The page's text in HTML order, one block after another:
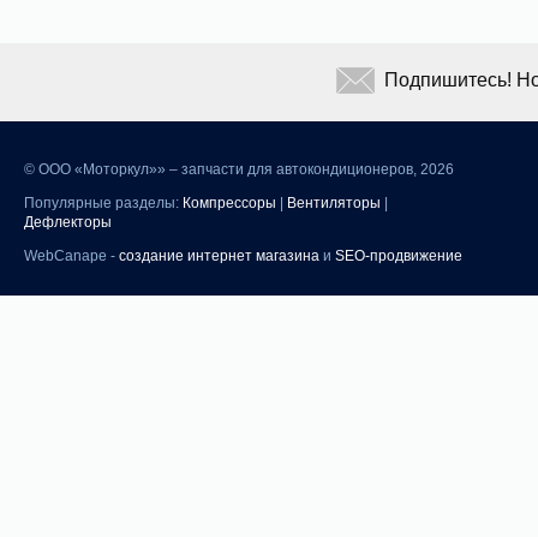
© ООО «Моторкул»» – запчасти для автокондиционеров, 2026
Популярные разделы: Компрессоры Вентиляторы
Дефлекторы
WebCanape - создание интернет магазина и SEO-продвижение
Подпишитесь!